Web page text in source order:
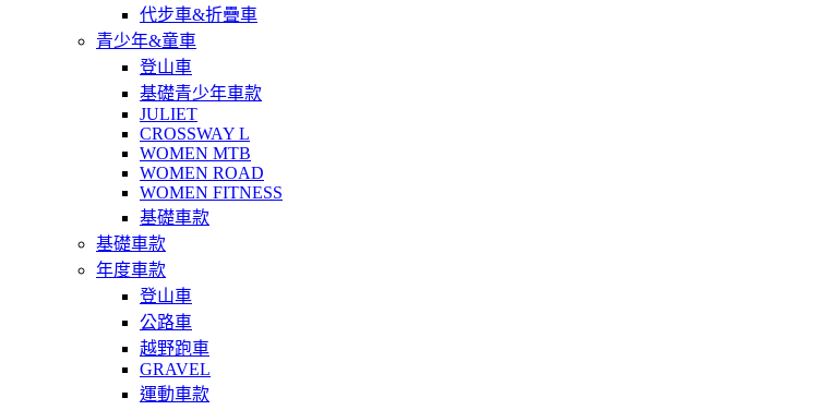
代步車&折疊車
青少年&童車
登山車
基礎青少年車款
JULIET
CROSSWAY L
WOMEN MTB
WOMEN ROAD
WOMEN FITNESS
基礎車款
基礎車款
年度車款
登山車
公路車
越野跑車
GRAVEL
運動車款